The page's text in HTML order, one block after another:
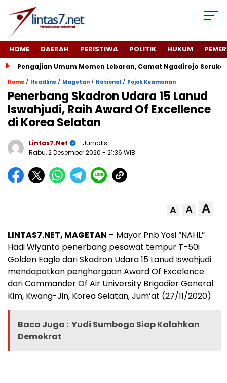
HOME DAERAH PERISTIWA POLITIK HUKUM
Pengajian Umum Momen Lebaran, Camat Ngadirojo
Home / Headline / Magetan / Nasional / Pojok Keamanan
Penerbang Skadron Udara 15 Lanud
Iswahjudi, Raih Award Of Excellence
di Korea Selatan
Lintas7.net
- Jurnalis
Rabu, 2 Desember 2020 - 21:36 WIB
A A A
LINTAS7.NET, MAGETAN – Mayor Pnb Yosi “NAHL”
Hadi Wiyanto penerbang pesawat tempur T-50i
Golden Eagle dari Skadron Udara 15 Lanud Iswahjudi
mendapatkan penghargaan Award Of Excelence
dari Commander Of Air University Brigadier General
Kim, Kwang-Jin, Korea Selatan, Jum’at (27/11/2020).
Baca Juga : Yudi Sumbogo Siap Kalahkan
Demokrat